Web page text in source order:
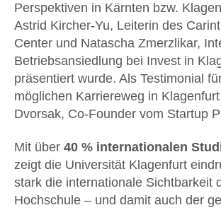
Perspektiven in Kärnten bzw.
Astrid Kircher-Yu, Leiterin des
Center und Natascha Zmerzlikar,
Betriebsansiedlung bei Invest in
präsentiert wurde. Als Testimonial
möglichen Karriereweg in
Dvorsak, Co-Founder vom Startup
Mit über 40 % internationalen
zeigt die Universität Klagenfurt
stark die internationale Sichtbarkeit
Hochschule – und damit auch der